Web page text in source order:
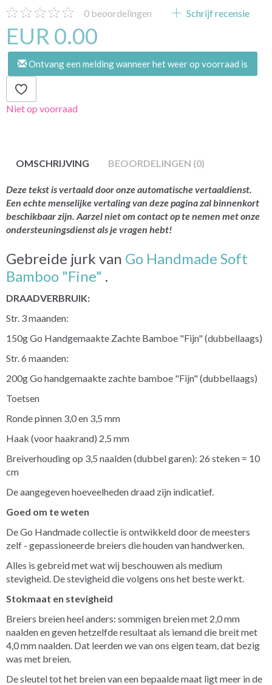
0 beoordelingen Schrijf recensie
EUR 0.00
Ontvang een melding wanneer het weer op voorraad is
Niet op voorraad
OMSCHRIJVING BEOORDELINGEN (0)
Deze tekst is vertaald door onze automatische vertaaldienst.
Een echte menselijke vertaling van deze pagina zal binnenkort
beschikbaar zijn. Aarzel niet om contact op te nemen met onze
ondersteuningsdienst als je vragen hebt!
Gebreide jurk van Go Handmade Soft
Bamboo "Fine" .
DRAADVERBRUIK:
Str. 3 maanden:
150gGo Handgemaakte Zachte Bamboe "Fijn"(dubbellaags)
Str. 6 maanden:
200gGo handgemaakte zachte bamboe "Fijn"(dubbellaags)
Toetsen
Ronde pinnen 3,0 en 3,5 mm
Haak (voor haakrand) 2,5 mm
Breiverhouding op 3,5 naalden (dubbel garen): 26 steken = 10
cm
De aangegeven hoeveelheden draad zijn indicatief.
Goed om te weten
De Go Handmade collectie is ontwikkeld door de meesters
zelf - gepassioneerde breiers die houden van handwerken.
Alles is gebreid met wat wij beschouwen als medium
stevigheid. De stevigheid die volgens ons het beste werkt.
Stokmaat en stevigheid
Breiers breien heel anders: sommigen breien met 2,0 mm
naalden en geven hetzelfde resultaat als iemand die breit met
4,0 mm naalden. Dat leerden we van ons eigen team, dat bezig
was met breien.
De sleutel tot het breien van een bepaalde maat ligt meer in de